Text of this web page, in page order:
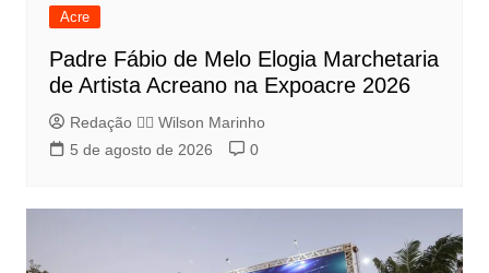
Acre
Padre Fábio de Melo Elogia Marchetaria
de Artista Acreano na Expoacre 2026
Redação 👨‍⚖️​ Wilson Marinho
5 de agosto de 2026
0